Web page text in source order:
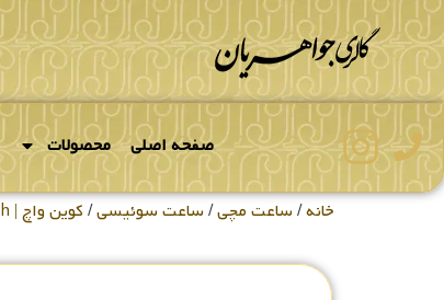
صفحه اصلی محصولات
خانه/ساعت مچی/ساعت سوئیسی/ کوین واچ | coin watch